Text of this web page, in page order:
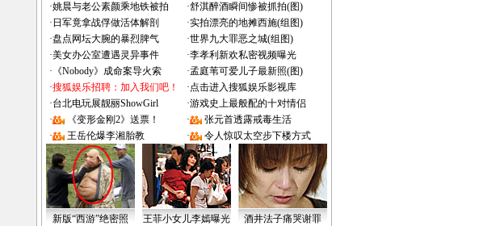
·姚晨与老公素颜乘地铁被拍 ·舒淇醉酒瞬间惨被抓拍(图)
· 日军竟拿战俘做活体解剖 ·实拍漂亮的地摊西施(组图)
·盘点网坛大腕的暴烈脾气 ·世界九大罪恶之城(组图)
·美女办公室遭遇灵异事件 ·李孝利新欢私密视频曝光
· 《Nobody》成命案导火索 ·孟庭苇可爱儿子最新照(图)
·搜狐娱乐招聘：加入我们吧！ ·点击进入搜狐娱乐影视库
·台北电玩展靓丽ShowGirl ·游戏史上最般配的十对情侣
·
《变形金刚2》送票！ ·
张元首透露戒毒生活
·
王岳伦爆李湘胎教 · 令人惊叹太空步下楼方式
新版“西游”绝密照 王菲小女儿李嫣曝光 酒井法子痛哭谢罪